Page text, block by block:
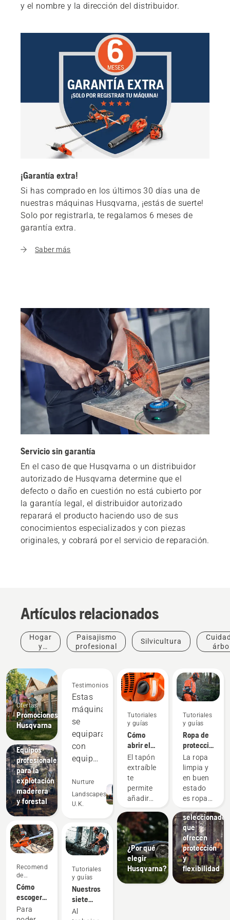
y el nombre y la dirección del distribuidor.
¡Garantía extra!
Si has comprado en los últimos 30 días una de
nuestras máquinas Husqvarna, ¡estás de suerte!
Solo por registrarla, te regalamos 6 meses de
garantía extra.
Saber más
Servicio sin garantía
En el caso de que Husqvarna o un distribuidor
autorizado de Husqvarna determine que el
defecto o daño en cuestión no está cubierto por
la garantía legal, el distribuidor autorizado
reparará el producto haciendo uso de sus
conocimientos especializados y con piezas
originales, y cobrará por el servicio de reparación.
Artículos relacionados
Hogar
y
Paisajismo
profesional
Silvicultura
Ofertas
Promociones
Husqvarna
Soluciones
Equipos
profesionales
para la
explotación
maderera
y forestal
Recomendaciones
de
compra
Cómo
escoger
la
cadena
Para
Testimonios
Estas
máquinas
se
equiparan
con
equipos
tiempos
y, en
algunas
y áreas,
incluso
superan
su
rendimiento.
Nos
ahorran
Nurture
Landscapes
U.K.
Tutoriales
y guías
Nuestros
siete
mejores
Al
Tutoriales
y guías
Cómo
abrir el
tapón del
depósito
de la
motosierra
El tapón
extraíble
te
permite
añadir
combustible
a tu
motosierra
Husqvarna
cuando
estás en
el
¿Por qué
elegir
Husqvarna?
Tutoriales
y guías
Ropa de
protección
Husqvarna:
Guías de
lavado y
reparación
La ropa
limpia y
en buen
estado
es ropa
Tu ropa
de
protección
está
expuesta
al sudor
Productos
e
innovaciones
Ropa de
protección
Husqvarna:
Materiales
seleccionados
que
ofrecen
protección
y
flexibilidad